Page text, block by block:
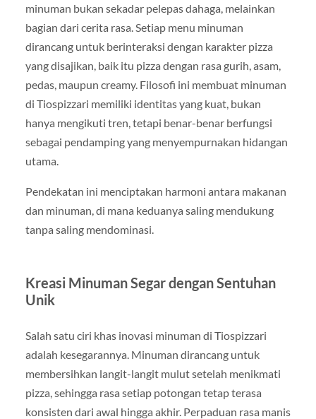
minuman bukan sekadar pelepas dahaga, melainkan
bagian dari cerita rasa. Setiap menu minuman
dirancang untuk berinteraksi dengan karakter pizza
yang disajikan, baik itu pizza dengan rasa gurih, asam,
pedas, maupun creamy. Filosofi ini membuat minuman
di Tiospizzari memiliki identitas yang kuat, bukan
hanya mengikuti tren, tetapi benar-benar berfungsi
sebagai pendamping yang menyempurnakan hidangan
utama.
Pendekatan ini menciptakan harmoni antara makanan
dan minuman, di mana keduanya saling mendukung
tanpa saling mendominasi.
Kreasi Minuman Segar dengan Sentuhan
Unik
Salah satu ciri khas inovasi minuman di Tiospizzari
adalah kesegarannya. Minuman dirancang untuk
membersihkan langit-langit mulut setelah menikmati
pizza, sehingga rasa setiap potongan tetap terasa
konsisten dari awal hingga akhir. Perpaduan rasa manis